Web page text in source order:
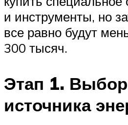
и инструменты, но
все равно будут
300 тысяч.
Этап 1. Выбор
источника